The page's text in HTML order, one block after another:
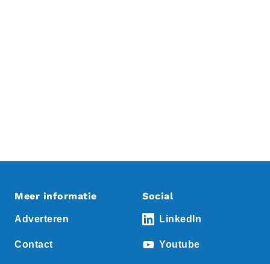
Meer informatie
Adverteren
Contact
Social
LinkedIn
Youtube